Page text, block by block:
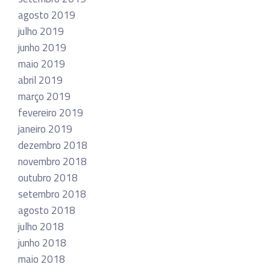
agosto 2019
julho 2019
junho 2019
maio 2019
abril 2019
março 2019
fevereiro 2019
janeiro 2019
dezembro 2018
novembro 2018
outubro 2018
setembro 2018
agosto 2018
julho 2018
junho 2018
maio 2018